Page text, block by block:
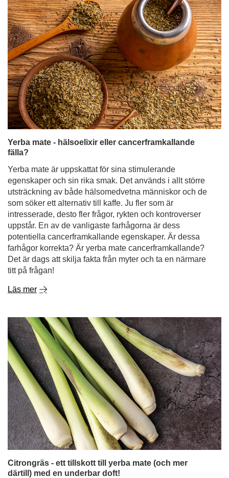
Yerba mate - hälsoelixir eller cancerframkallande
fälla?
Yerba mate är uppskattat för sina stimulerande
egenskaper och sin rika smak. Det används i allt större
utsträckning av både hälsomedvetna människor och de
som söker ett alternativ till kaffe. Ju fler som är
intresserade, desto fler frågor, rykten och kontroverser
uppstår. En av de vanligaste farhågorna är dess
potentiella cancerframkallande egenskaper. Är dessa
farhågor korrekta? Är yerba mate cancerframkallande?
Det är dags att skilja fakta från myter och ta en närmare
titt på frågan!
Läs mer
Citrongräs - ett tillskott till yerba mate (och mer
därtill) med en underbar doft!